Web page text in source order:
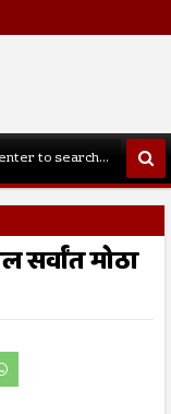
सर्वांत मोठा